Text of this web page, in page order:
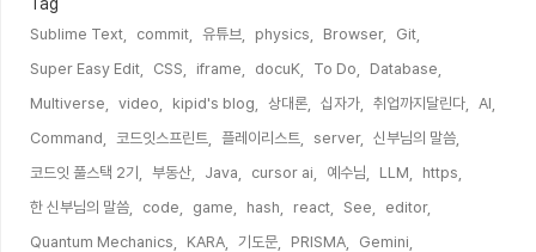
Sublime Text, commit, 유튜브, physics, Browser,
Git,
Super Easy Edit,
CSS, iframe, docuK, To Do,
Database,
Multiverse,
video, kipid's blog, 상대론, 십자가, 취업까지달린다,
AI,
Command,
코드잇스프린트, 플레이리스트, server,
신부님의 말씀,
코드잇 풀스택 2기,
부동산, Java, cursor ai, 예수님, LLM,
https,
한 신부님의 말씀,
code, game, hash, react, See,
editor,
Quantum Mechanics,
KARA, 기도문, PRISMA,
Gemini,